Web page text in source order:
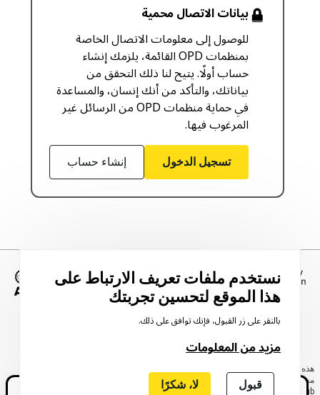
بيانات الاتصال محمية
للوصول إلى معلومات الاتصال الخاصة
بمنظمات OPD القائمة، يلزمك إنشاء
حساب أولًا. يتيح لنا ذلك التحقق من
بياناتك، والتأكد من أنك إنسان، والمساعدة
في حماية منظمات OPD من الرسائل غير
المرغوب فيها.
تسجيل الدخول إنشاء حساب
الصورة
هذه الخريطة هي أكبر مجموعة على الإطلاق من منظمات الأشخاص ذوي الإعاقة عبر
نستخدم ملفات تعريف الارتباط على
هذا الموقع لتحسين تجربتك
بالنقر على زر القبول، فإنك توافق على ذلك.
مزيد من المعلومات
قبول لا، شكرًا